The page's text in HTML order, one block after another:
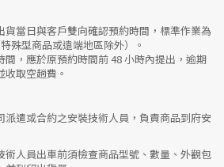
貨當日與客戶雙向確認預約時間，標準作業為
殊型商品或遠端地區除外）。
間，應於原預約時間前 48 小時內提出，逾期
取空趟費。
派遣或合約之安裝技術人員，負責商品到府安
術人員出車前須檢查商品型號、數量、外觀包